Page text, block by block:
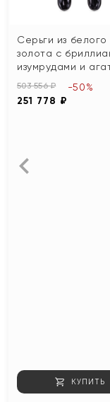
Серьги из белого
золота с
изумрудами и
503 556 ₽
251 778 ₽
-50%
КУПИТЬ